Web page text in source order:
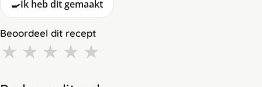
🍳Ik heb dit gemaakt
Beoordeel dit recept
★ ★ ★ ★ ★